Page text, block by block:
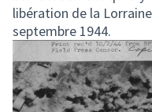
libération de la
septembre 1944.